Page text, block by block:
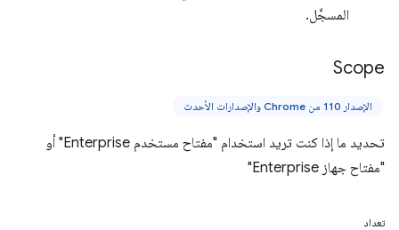
المسجَّل.
Scope
الإصدار 110 من Chrome والإصدارات الأحدث
تحديد ما إذا كنت تريد استخدام "مفتاح مستخدم Enterprise" أو
"مفتاح جهاز Enterprise"
تعداد